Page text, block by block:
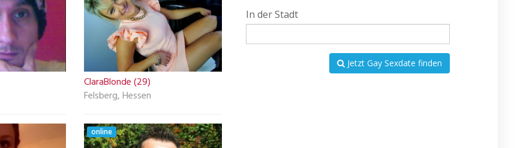
ClaraBlonde (29)
Felsberg, Hessen
online
In der Stadt
Jetzt Gay Sexdate finden